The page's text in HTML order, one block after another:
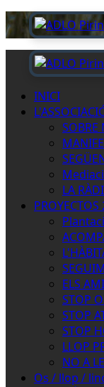
Saltar
al
contingut
Menú
principal
INICI
SOBRE
LA
ELS
STOP
STOP
STOP
LLOP
NO A
Os / llop /